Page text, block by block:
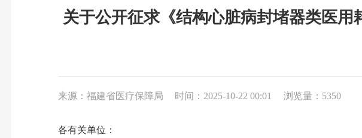
关于公开征求《结构心脏病封堵器类医
来源：福建省医疗保障局 时间：2025-10-22 00:01 浏览量：5350
各有关单位：